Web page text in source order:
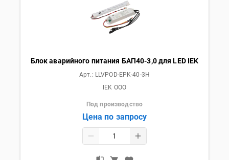
Блок аварийного питания БАП40-3,0 для LED IEK
Арт.: LLVPOD-EPK-40-3H
IEK OOO
Под производство
Цена по запросу